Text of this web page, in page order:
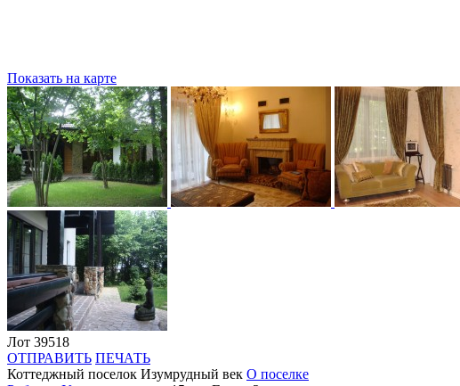
Показать на карте
Лот 39518
ОТПРАВИТЬ ПЕЧАТЬ
Коттеджный поселок Изумрудный век О поселке